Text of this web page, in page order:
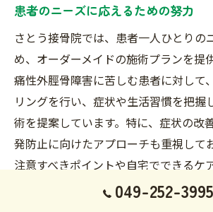
患者のニーズに応えるための努力
さとう接骨院では、患者一人ひとりの
め、オーダーメイドの施術プランを提
痛性外脛骨障害に苦しむ患者に対して
リングを行い、症状や生活習慣を把握
術を提案しています。特に、症状の改
発防止に向けたアプローチも重視して
注意すべきポイントや自宅でできるケ
バイスします。このように、患者の声
049-252-3995